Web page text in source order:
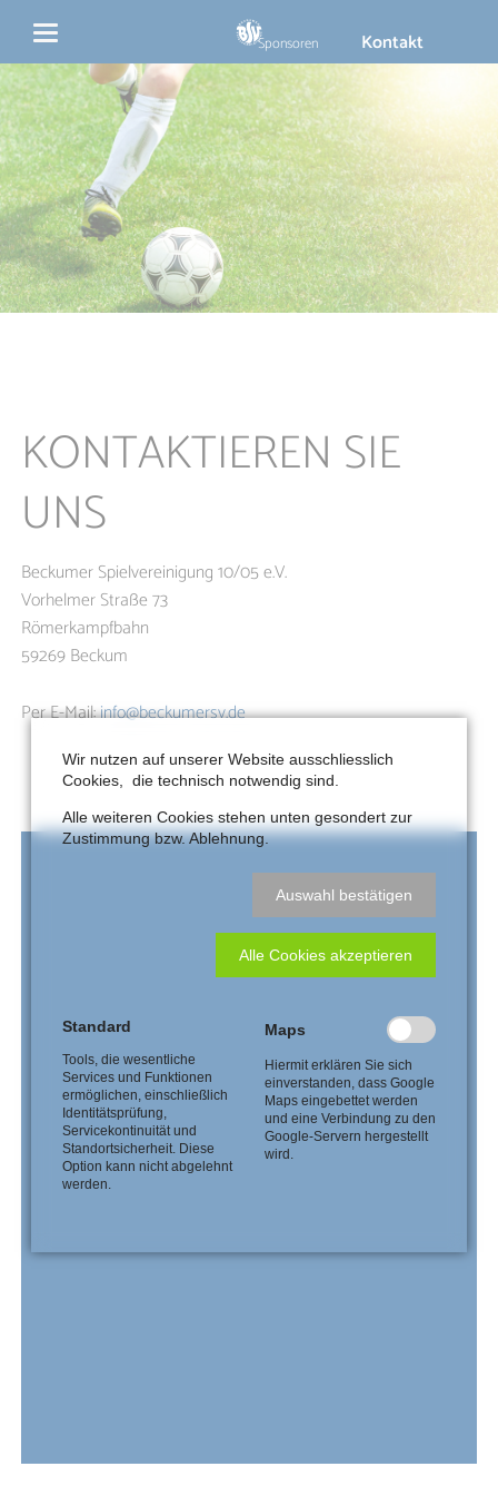
Navigation
überspringenSponsoren Kontakt
KONTAKTIEREN SIE
UNS
Beckumer Spielvereinigung 10/05 e.V.
Vorhelmer Straße 73
Römerkampfbahn
59269 Beckum
Per E-Mail:info@beckumersv.de
Wir nutzen auf unserer Website ausschliesslich
Cookies, die technisch notwendig sind.
Alle weiteren Cookies stehen unten gesondert zur
Zustimmung bzw. Ablehnung.
Auswahl bestätigen
Alle Cookies akzeptieren
Standard
Tools, die wesentliche
Services und Funktionen
ermöglichen, einschließlich
Identitätsprüfung,
Servicekontinuität und
Standortsicherheit. Diese
Option kann nicht abgelehnt
werden.
Maps
Hiermit erklären Sie sich
einverstanden, dass Google
Maps eingebettet werden
und eine Verbindung zu den
Google-Servern hergestellt
wird.